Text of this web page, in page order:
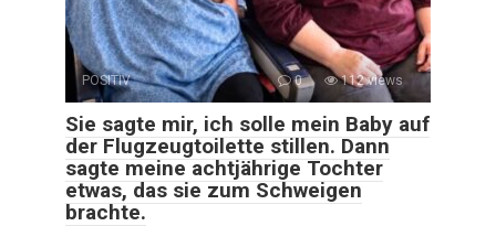
POSITIV 0 112 views
Sie sagte mir, ich solle mein Baby auf
der Flugzeugtoilette stillen. Dann
sagte meine achtjährige Tochter
etwas, das sie zum Schweigen
brachte.